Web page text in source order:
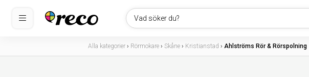
Vad söker du?
Alla kategorier › Rörmokare › Skåne › Kristianstad › Ahlströms Rör & Rörspolning